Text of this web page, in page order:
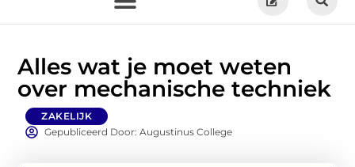
Alles wat je moet weten
over mechanische techniek
ZAKELIJK
Gepubliceerd Door: Augustinus College